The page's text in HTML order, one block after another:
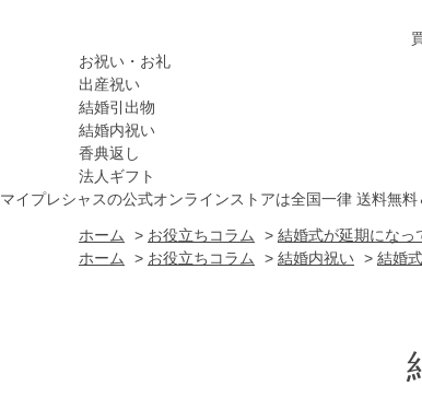
お祝い・お礼
出産祝い
結婚引出物
結婚内祝い
香典返し
法人ギフト
マイプレシャスの公式オンラインストアは全国一律 送料無料
ホーム > お役立ちコラム > 結婚式が延期になっ
ホーム
> お役立ちコラム > 結婚内祝い > 結婚